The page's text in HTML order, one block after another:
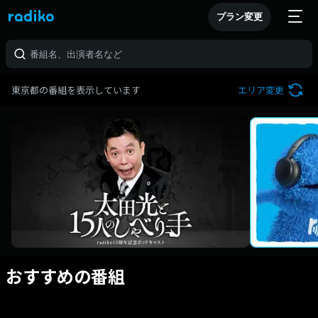
プラン変更
東京都の番組を表示しています エリア変更
おすすめの番組